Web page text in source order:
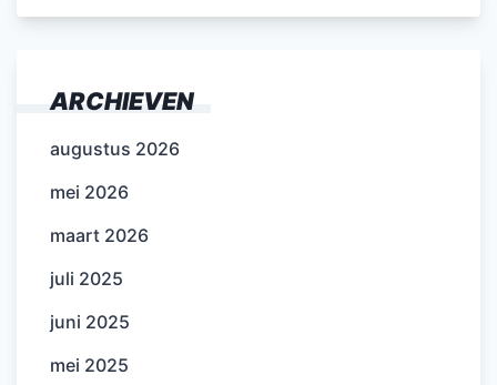
ARCHIEVEN
augustus 2026
mei 2026
maart 2026
juli 2025
juni 2025
mei 2025